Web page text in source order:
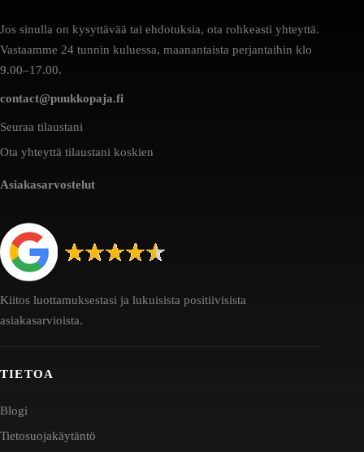
Jos sinulla on kysyttävää tai ehdotuksia, ota rohkeasti yhteyttä.
Vastaamme 24 tunnin kuluessa, maanantaista perjantaihin klo
9.00–17.00.
contact@puukkopaja.fi
Seuraa tilaustani
Ota yhteyttä tilaustani koskien
Asiakasarvostelut
Kiitos luottamuksestasi ja lukuisista positiivisista
asiakasarvioista.
TIETOA
Blogi
Tietosuojakäytäntö